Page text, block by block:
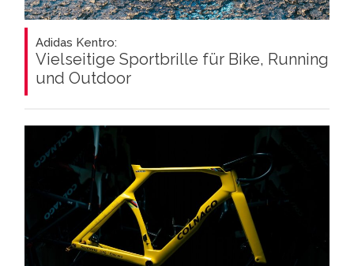
Adidas Kentro:
Vielseitige Sportbrille für Bike, Running
und Outdoor